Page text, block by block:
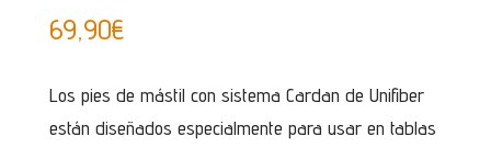
69,90€
Los pies de mástil con sistema Cardan de Unifiber
están diseñados especialmente para usar en tablas